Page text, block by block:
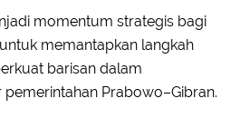
momentum strategis bagi
memantapkan langkah
barisan dalam
Prabowo–Gibran.